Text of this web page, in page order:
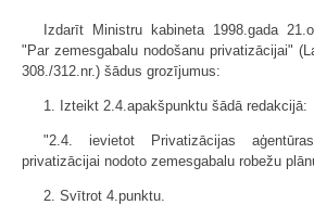
Izdarīt Ministru kabineta 1998.gada
"Par zemesgabalu nodošanu privatizācijai"
308./312.nr.) šādus grozījumus:
1. Izteikt 2.4.apakšpunktu šādā redakcijā:
"2.4. ievietot Privatizācijas
privatizācijai nodoto zemesgabalu robežu
2. Svītrot 4.punktu.